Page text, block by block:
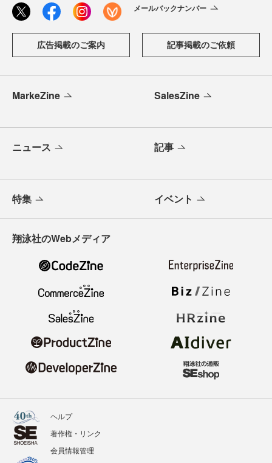
メールバックナンバー
広告掲載のご案内 記事掲載のご依頼
MarkeZine SalesZine
ニュース 記事
特集 イベント
翔泳社のWebメディア
ヘルプ
著作権・リンク
会員情報管理